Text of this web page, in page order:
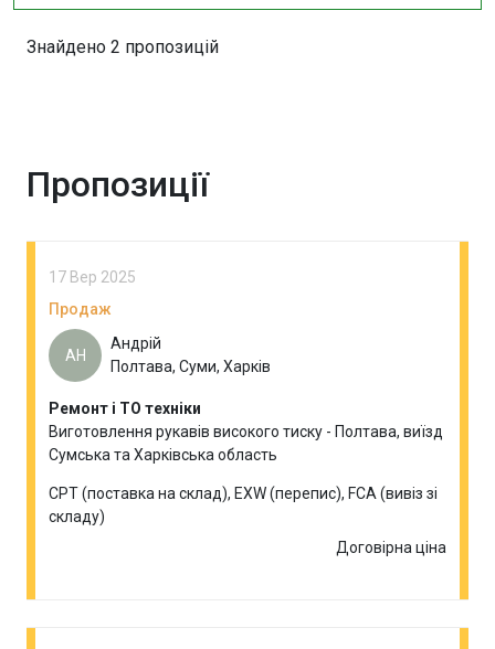
Знайдено 2 пропозицій
Пропозиції
17 Вер 2025
Продаж
АН
Андрій
Полтава, Суми, Харків
Ремонт і ТО техніки
Виготовлення рукавів високого тиску - Полтава, виїзд
Сумська та Харківська область
CPT (поставка на склад), EXW (перепис), FCA (вивіз зі
складу)
Договірна ціна